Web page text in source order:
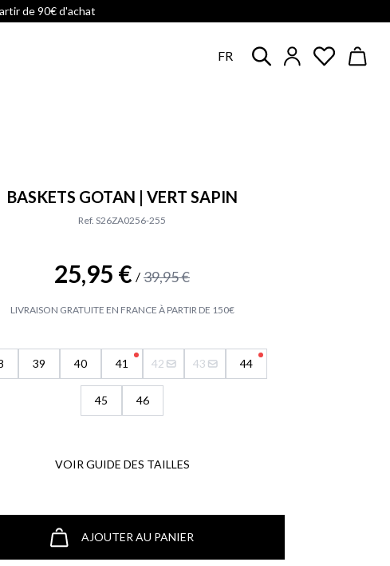
de 90€ d'achat
FR
BASKETS GOTAN | VERT SAPIN
Ref. S26ZA0256-255
25,95 € / 39,95 €
LIVRAISON GRATUITE EN FRANCE À PARTIR DE 150€
39 40 41 42 43 44
45 46
VOIR GUIDE DES TAILLES
AJOUTER AU PANIER